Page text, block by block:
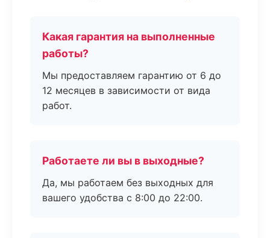
Какая гарантия на выполненные
работы?
Мы предоставляем гарантию от 6 до
12 месяцев в зависимости от вида
работ.
Работаете ли вы в выходные?
Да, мы работаем без выходных для
вашего удобства с 8:00 до 22:00.